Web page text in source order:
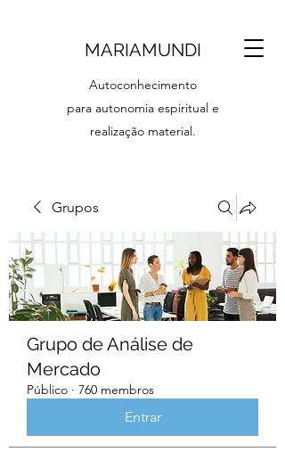
MARIAMUNDI
Autoconhecimento
para autonomia espiritual e
realização material.
Grupos
Grupo de Análise de
Mercado
Público · 760 membros
Entrar